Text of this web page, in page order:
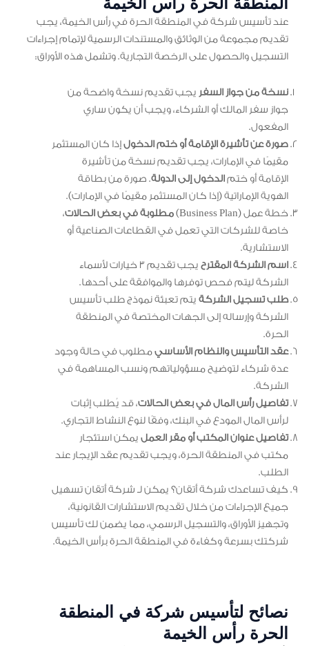
عند تأسيس شركة في المنطقة الحرة في رأس الخيمة، يجب
تقديم مجموعة من الوثائق والمستندات الرسمية لإتمام إجراءات
التسجيل والحصول على الرخصة التجارية. وتشمل هذه الأوراق:
نسخة من جواز السفر يجب تقديم نسخة واضحة من
جواز سفر المالك أو الشركاء، ويجب أن يكون ساري
المفعول.
صورة عن تأشيرة الإقامة أو ختم الدخولإذا كان المستثمر
مقيمًا في الإمارات، يجب تقديم نسخة من تأشيرة
الإقامة أو ختم الدخول إلى الدولة. صورة من بطاقة
الهوية الإماراتية (إذا كان المستثمر مقيمًا في الإمارات).
خطة عمل (Business Plan)
مطلوبة في بعض الحالات،
خاصة للشركات التي تعمل في القطاعات الصناعية أو
الاستشارية.
اسم الشركة المقترح
يجب تقديم 3 خيارات لأسماء
الشركة ليتم فحص توفرها والموافقة على أحدها.
طلب تسجيل الشركة يتم تعبئة نموذج طلب تأسيس
الشركة وإرساله إلى الجهات المختصة في المنطقة
الحرة.
عقد التأسيس والنظام الأساسيمطلوب في حالة وجود
عدة شركاء لتوضيح مسؤولياتهم ونسب المساهمة في
الشركة.
تفاصيل رأس المال في بعض الحالات، قد يُطلب إثبات
لرأس المال المودع في البنك، وفقًا لنوع النشاط التجاري.
تفاصيل عنوان المكتب أو مقر العمل يمكن استئجار
مكتب في المنطقة الحرة، ويجب تقديم عقد الإيجار عند
الطلب.
كيف تساعدك شركة أتقان؟ يمكن لـ شركة أتقان تسهيل
جميع الإجراءات من خلال تقديم الاستشارات القانونية،
وتجهيز الأوراق، والتسجيل الرسمي، مما يضمن لك تأسيس
شركتك بسرعة وكفاءة في المنطقة الحرة برأس الخيمة.
نصائح لتأسيس شركة في المنطقة
الحرة رأس الخيمة